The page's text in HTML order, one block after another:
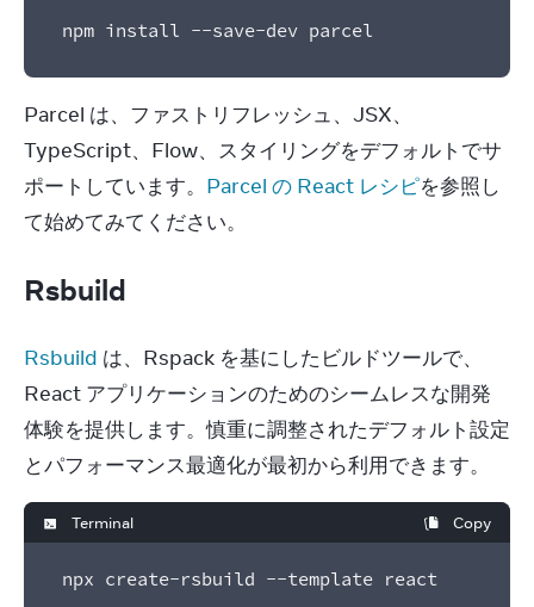
npm install --save-dev parcel
Parcel は、ファストリフレッシュ、JSX、
TypeScript、Flow、スタイリングをデフォルトでサ
ポートしています。 Parcel の React レシピを参照し
て始めてみてください。
Rsbuild
Rsbuild は、Rspack を基にしたビルドツールで、
React アプリケーションのためのシームレスな開発
体験を提供します。慎重に調整されたデフォルト設定
とパフォーマンス最適化が最初から利用できます。
Terminal Copy
npx create-rsbuild --template react